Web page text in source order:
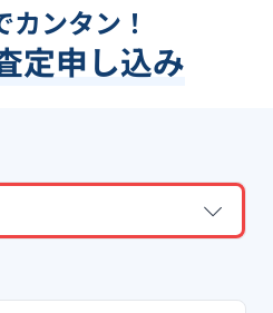
カンタン！
定申し込み